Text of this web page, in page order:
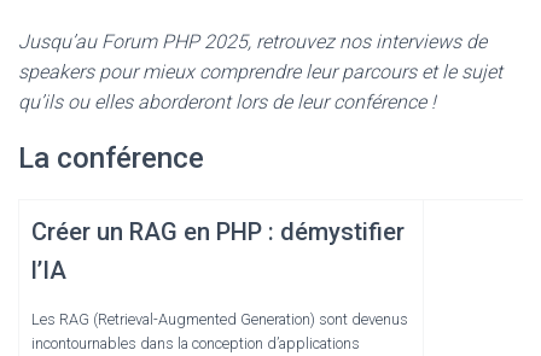
O
Jusqu’au Forum PHP 2025, retrouvez nos interviews de
speakers pour mieux comprendre leur parcours et le sujet
qu’ils ou elles aborderont lors de leur conférence !
La conférence
Créer un RAG en PHP : démystifier
l’IA
Les RAG (Retrieval-Augmented Generation) sont devenus
incontournables dans la conception d’applications